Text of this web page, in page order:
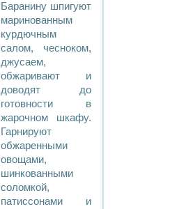
Баранину шпигуют
маринованным
курдючным
салом, чесноком,
джусаем,
обжаривают и
доводят до
готовности в
жарочном шкафу.
Гарнируют
обжаренными
овощами,
шинкованными
соломкой,
патиссонами и